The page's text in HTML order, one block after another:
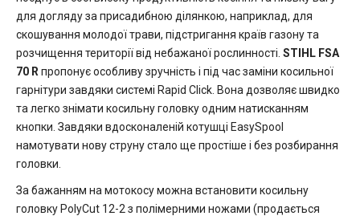
для догляду за присадибною ділянкою, наприклад, для
скошування молодої трави, підстригання країв газону та
розчищення території від небажаної рослинності. STIHL FSA
70 R пропонує особливу зручність і під час заміни косильної
гарнітури завдяки системі Rapid Click. Вона дозволяє швидко
та легко знімати косильну головку одним натисканням
кнопки. Завдяки вдосконаленій котушці EasySpool
намотувати нову струну стало ще простіше і без розбирання
головки.
За бажанням на мотокосу можна встановити косильну
головку PolyCut 12-2 з полімерними ножами (продається